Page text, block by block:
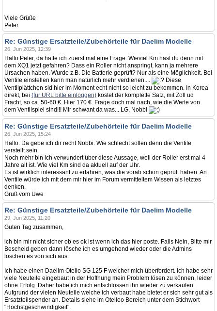
Viele Grüße
Peter
Re: Günstige Ersatzteile/Zubehörteile für Daelim Modelle
26. Jun 2025, 12:39
Hallo Peter, da hätte ich zuerst mal eine Frage. Wieviel Km hast du denn mit
dem XQ1 jetzt gefahren? Dass ein Roller nicht anspringt, kann ja mehrere
Ursachen haben. Wurde z.B. Die Batterie geprüft? Nur als eine Möglichkeit. Bei
Ventile einstellen kann man natürlich mehr verdienen....
Diese
Ventilplättchen sid hier im Moment echt nicht so leicht zu bekommen. In Korea
direkt, bei (für URL bitte einloggen) kostet der komplette Satz, mit Zoll ud
Fracht, so ca. 50-60 €. Hier 170 €. Frage doch mal nach, wie die Werte von
dem Ventilspiel sind!!! Mir schwant da was... LG, Nobbi
Re: Günstige Ersatzteile/Zubehörteile für Daelim Modelle
26. Jun 2025, 15:24
Hallo. Da gebe ich dir recht Nobbi. Wie schlecht sollen denn die Ventile
verstellt sein.
Noch mehr bin ich verwundert über diese Aussage, weil der Roller erst mal 4
Jahre alt ist. Wie viel Km sind da aktuell auf der Uhr.
Es ist wirklich interessant zu erfahren, was die vorab schon geprüft haben. An
Ventile würde ich mit dem mir hier im Forum vermitteltem Wissen als letztes
denken.
Gruß vom Uwe
Re: Günstige Ersatzteile/Zubehörteile für Daelim Modelle
29. Jun 2025, 11:20
Guten Tag zusammen,
ich bin mir nicht sicher ob es ok ist wenn ich das hier poste. Falls Nein, Bitte mir
Bescheid geben dann lösche ich es umgehend wieder oder die Admins
löschen es von sich aus.
Ich habe einen Daelim Otello SG 125 F welcher mich überfordert. Ich habe sehr
viele Neuteile eingebaut in der Hoffnung mein Problem lösen zu können, leider
ohne Erfolg. Daher habe ich mich entschlossen ihn wieder zu verkaufen.
Aufgrund der vielen Neuteile welche ich verbaut habe bietet er sich sehr gut als
Ersatzteilspender an. Details siehe im Otelleo Bereich unter dem Stichwort
"Höchstgeschwindigkeit".